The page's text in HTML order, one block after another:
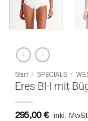
Start / SPECIALS /
Eres BH mit
295,00€ inkl.